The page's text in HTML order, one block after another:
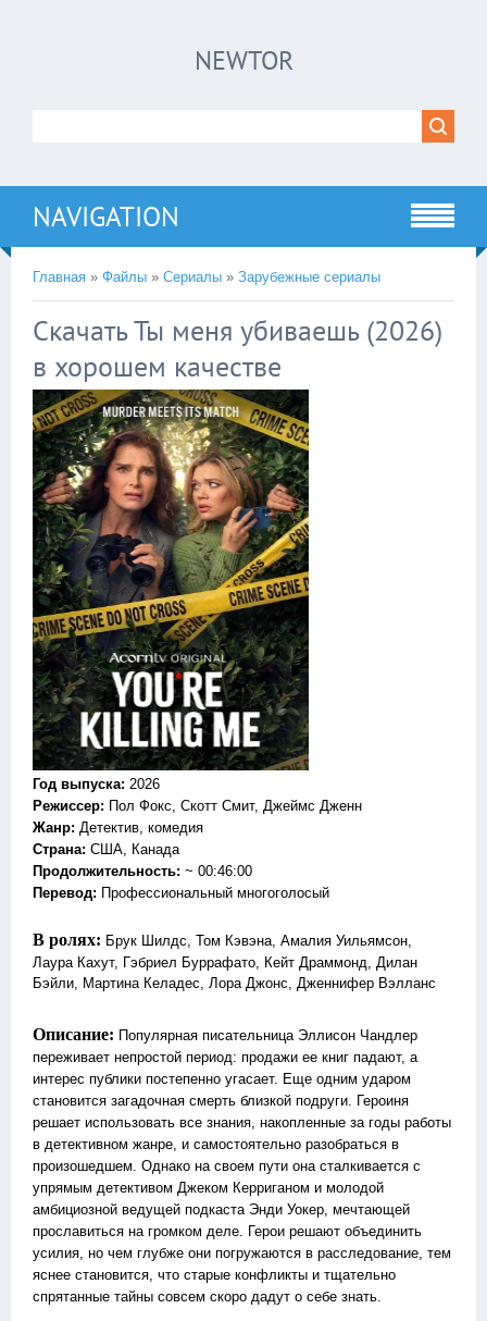
NEWTOR
NAVIGATION
Главная » Файлы » Сериалы » Зарубежные сериалы
Скачать Ты меня убиваешь (2026)
в хорошем качестве
Год выпуска: 2026
Режиссер: Пол Фокс, Скотт Смит, Джеймс Дженн
Жанр: Детектив, комедия
Страна: США, Канада
Продолжительность: ~ 00:46:00
Перевод: Профессиональный многоголосый
В ролях: Брук Шилдс, Том Кэвэна, Амалия Уильямсон,
Лаура Кахут, Гэбриел Буррафато, Кейт Драммонд, Дилан
Бэйли, Мартина Келадес, Лора Джонс, Дженнифер Вэлланс
Описание: Популярная писательница Эллисон Чандлер
переживает непростой период: продажи ее книг падают, а
интерес публики постепенно угасает. Еще одним ударом
становится загадочная смерть близкой подруги. Героиня
решает использовать все знания, накопленные за годы работы
в детективном жанре, и самостоятельно разобраться в
произошедшем. Однако на своем пути она сталкивается с
упрямым детективом Джеком Керриганом и молодой
амбициозной ведущей подкаста Энди Уокер, мечтающей
прославиться на громком деле. Герои решают объединить
усилия, но чем глубже они погружаются в расследование, тем
яснее становится, что старые конфликты и тщательно
спрятанные тайны совсем скоро дадут о себе знать.
!!!Если Вы с телефона сперва нажмите на